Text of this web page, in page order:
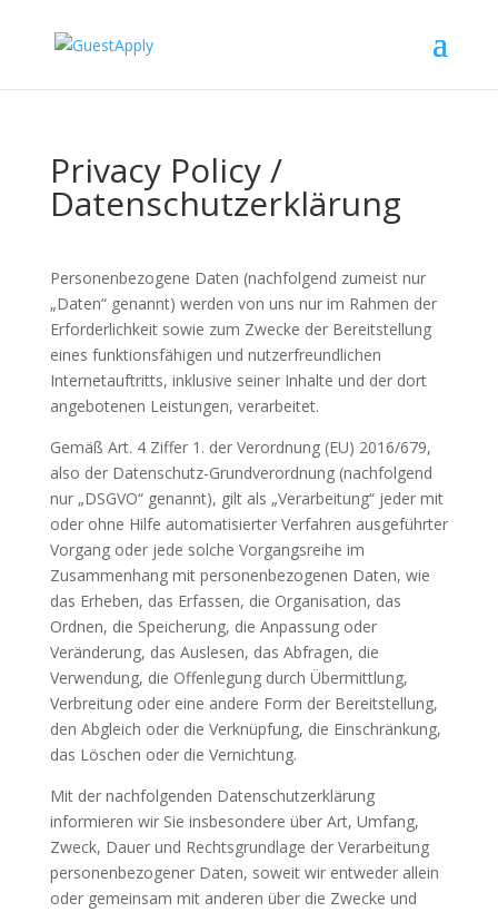
Privacy Policy /
Datenschutzerklärung
Personenbezogene Daten (nachfolgend zumeist nur
„Daten“ genannt) werden von uns nur im Rahmen der
Erforderlichkeit sowie zum Zwecke der Bereitstellung
eines funktionsfähigen und nutzerfreundlichen
Internetauftritts, inklusive seiner Inhalte und der dort
angebotenen Leistungen, verarbeitet.
Gemäß Art. 4 Ziffer 1. der Verordnung (EU) 2016/679,
also der Datenschutz-Grundverordnung (nachfolgend
nur „DSGVO“ genannt), gilt als „Verarbeitung“ jeder mit
oder ohne Hilfe automatisierter Verfahren ausgeführter
Vorgang oder jede solche Vorgangsreihe im
Zusammenhang mit personenbezogenen Daten, wie
das Erheben, das Erfassen, die Organisation, das
Ordnen, die Speicherung, die Anpassung oder
Veränderung, das Auslesen, das Abfragen, die
Verwendung, die Offenlegung durch Übermittlung,
Verbreitung oder eine andere Form der Bereitstellung,
den Abgleich oder die Verknüpfung, die Einschränkung,
das Löschen oder die Vernichtung.
Mit der nachfolgenden Datenschutzerklärung
informieren wir Sie insbesondere über Art, Umfang,
Zweck, Dauer und Rechtsgrundlage der Verarbeitung
personenbezogener Daten, soweit wir entweder allein
oder gemeinsam mit anderen über die Zwecke und